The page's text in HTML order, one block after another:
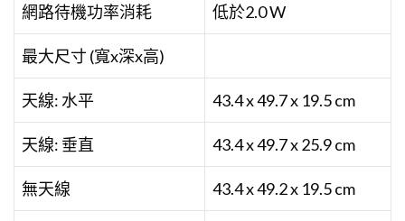
網路待機功率消耗 低於2.0 W
最大尺寸 (寬x深x高)
天線: 水平 43.4 x 49.7 x 19.5 cm
天線: 垂直 43.4 x 49.7 x 25.9 cm
無天線 43.4 x 49.2 x 19.5 cm